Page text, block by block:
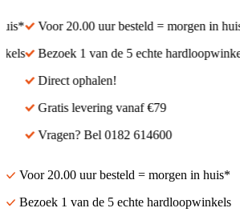
Voor 20.00 uur besteld = morgen in huis*
Bezoek 1 van de 5 echte hardloopwinkels
Direct ophalen!
Gratis levering vanaf €79
Vragen? Bel 0182 614600
Voor 20.00 uur besteld = morgen in huis*
Bezoek 1 van de 5 echte hardloopwinkels